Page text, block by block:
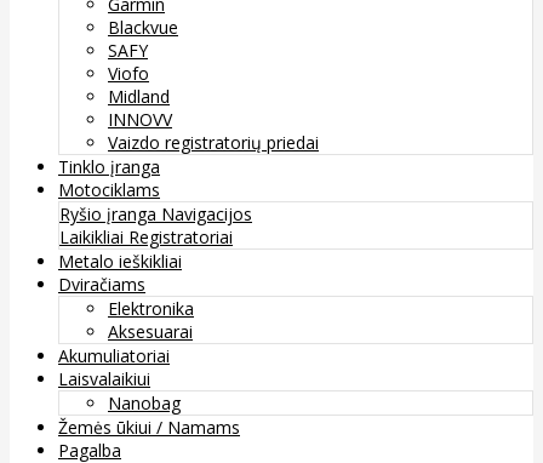
Blackvue
SAFY
Viofo
Midland
INNOVV
Vaizdo registratorių priedai
Tinklo įranga
Motociklams
Ryšio įranga Navigacijos
Laikikliai Registratoriai
Metalo ieškikliai
Dviračiams
Elektronika
Aksesuarai
Akumuliatoriai
Laisvalaikiui
Nanobag
Žemės ūkiui / Namams
Pagalba